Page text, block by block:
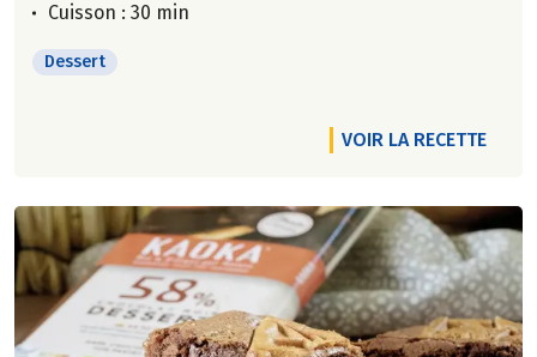
Cuisson : 30 min
Dessert
VOIR LA RECETTE